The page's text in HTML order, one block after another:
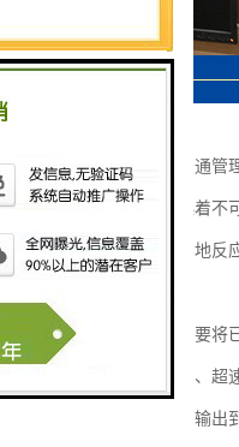
大家的认可与肯定。交通管
指挥整个系统的运行起着不
否能清晰，准确，真实地反
善的监视与控制功能。要将
分布于各点的高清卡口、超
配器与视频切换矩阵分别输出